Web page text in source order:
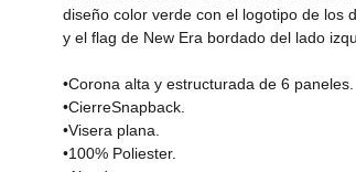
diseño color verde con el logotipo de los
y el flag de New Era bordado del lado
•Corona alta y estructurada de 6 paneles.
•CierreSnapback.
•Visera plana.
•100% Poliester.